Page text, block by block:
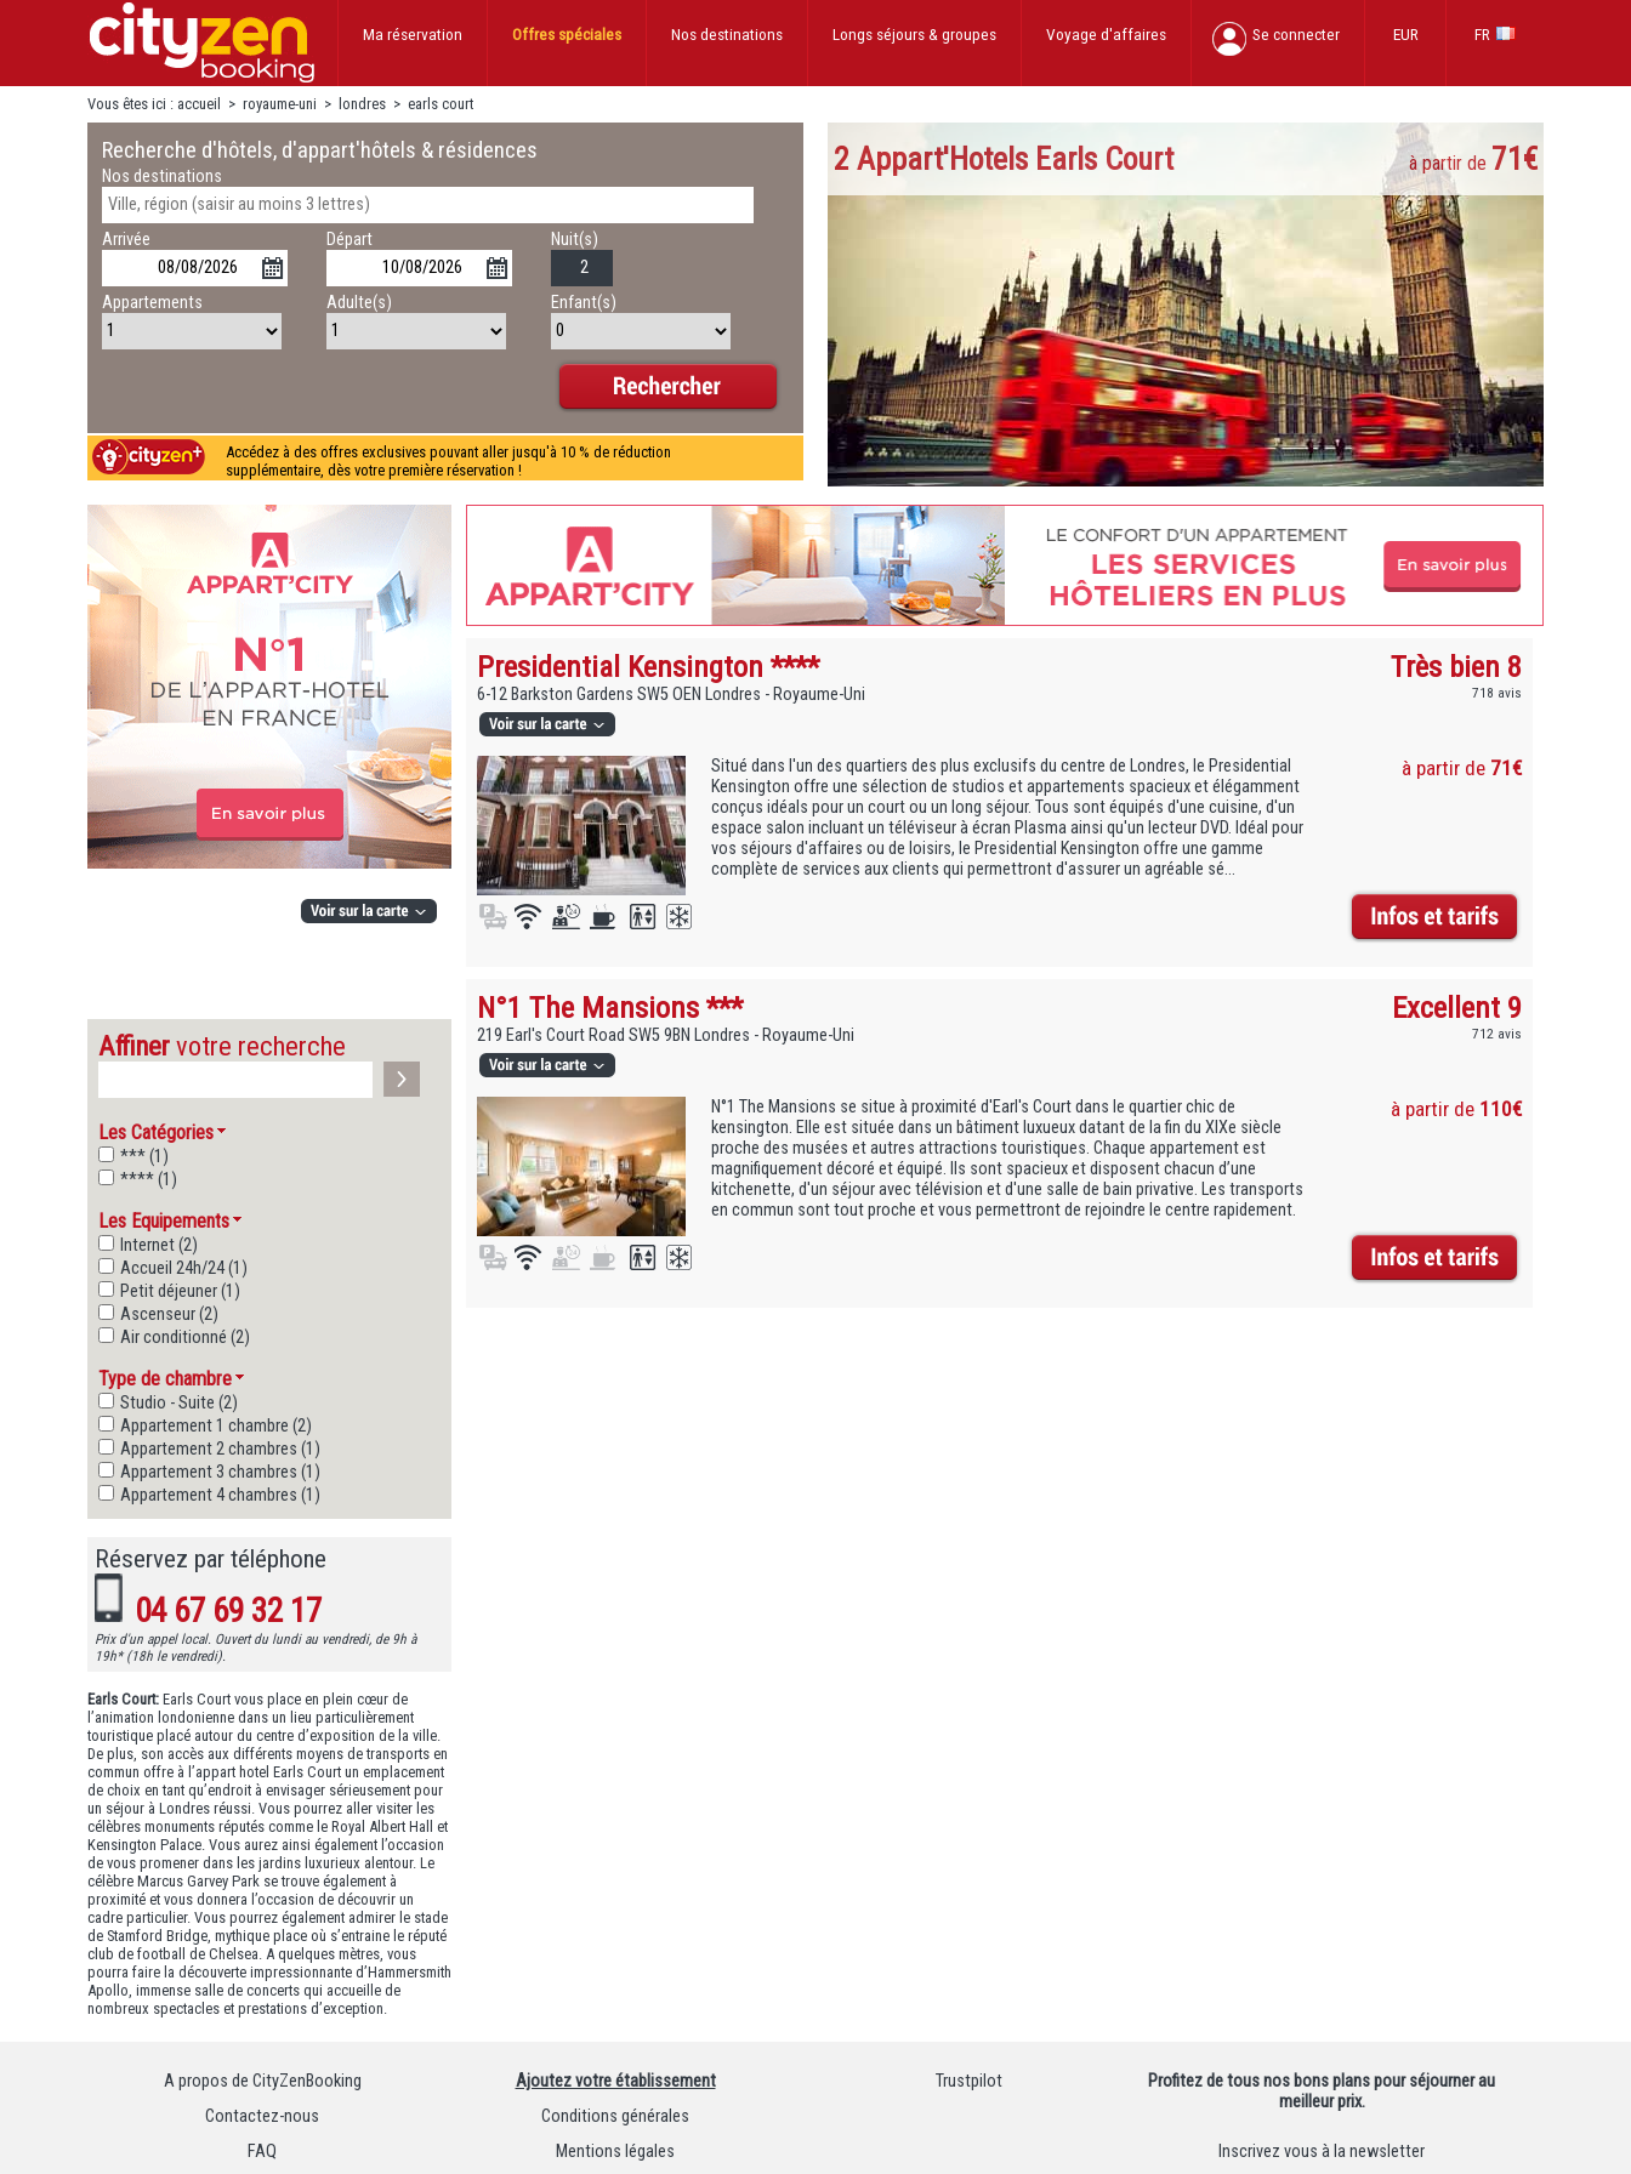
FR
EUR
Se connecter
Voyage d'affaires
Longs séjours& groupes
Nos destinations
Offres spéciales
Ma réservation
Vous êtes ici : accueil > royaume-uni > londres > earls court
Recherche d'hôtels, d'appart'hôtels & résidences
Nos destinations
Arrivée Départ Nuit(s)
Appartements Adulte(s) Enfant(s)
Accédez à des offres exclusives pouvant aller jusqu'à 10 % de réduction
supplémentaire, dès votre première réservation !
2 Appart'Hotels Earls Court à partir de 71€
Affinervotre recherche
Les Catégories
*** (1)
**** (1)
Les Equipements
Internet (2)
Accueil 24h/24 (1)
Petit déjeuner (1)
Ascenseur (2)
Air conditionné (2)
Type de chambre
Studio - Suite (2)
Appartement 1 chambre (2)
Appartement 2 chambres (1)
Appartement 3 chambres (1)
Appartement 4 chambres (1)
Réservez par téléphone
04 67 69 32 17
Prix d'un appel local. Ouvert du lundi au vendredi, de 9h à
19h* (18h le vendredi).
Earls Court: Earls Court vous place en plein cœur de
l’animation londonienne dans un lieu particulièrement
touristique placé autour du centre d’exposition de la ville.
De plus, son accès aux différents moyens de transports en
commun offre à l’appart hotel Earls Court un emplacement
de choix en tant qu’endroit à envisager sérieusement pour
un séjour à Londres réussi. Vous pourrez aller visiter les
célèbres monuments réputés comme le Royal Albert Hall et
Kensington Palace. Vous aurez ainsi également l’occasion
de vous promener dans les jardins luxurieux alentour. Le
célèbre Marcus Garvey Park se trouve également à
proximité et vous donnera l’occasion de découvrir un
cadre particulier. Vous pourrez également admirer le stade
de Stamford Bridge, mythique place où s’entraine le réputé
club de football de Chelsea. A quelques mètres, vous
pourra faire la découverte impressionnante d’Hammersmith
Apollo, immense salle de concerts qui accueille de
nombreux spectacles et prestations d’exception.
Presidential Kensington ****
6-12 Barkston Gardens SW5 OEN Londres - Royaume-Uni
Très bien 8
718 avis
Situé dans l'un des quartiers des plus exclusifs du centre de Londres, le Presidential
Kensington offre une sélection de studios et appartements spacieux et élégamment
conçus idéals pour un court ou un long séjour. Tous sont équipés d'une cuisine, d'un
espace salon incluant un téléviseur à écran Plasma ainsi qu'un lecteur DVD. Idéal pour
vos séjours d'affaires ou de loisirs, le Presidential Kensington offre une gamme
complète de services aux clients qui permettront d'assurer un agréable sé...
à partir de 71€
N°1 The Mansions ***
219 Earl's Court Road SW5 9BN Londres - Royaume-Uni
Excellent 9
712 avis
N°1 The Mansions se situe à proximité d'Earl's Court dans le quartier chic de
kensington. Elle est située dans un bâtiment luxueux datant de la fin du XIXe siècle
proche des musées et autres attractions touristiques. Chaque appartement est
magnifiquement décoré et équipé. Ils sont spacieux et disposent chacun d’une
kitchenette, d'un séjour avec télévision et d'une salle de bain privative. Les transports
en commun sont tout proche et vous permettront de rejoindre le centre rapidement.
à partir de 110€
A propos de CityZenBooking
Contactez-nous
FAQ
Ajoutez votre établissement
Conditions générales
Mentions légales
Trustpilot
Profitez de tous nos bons plans pour séjourner au
meilleur prix.
Inscrivez vous à la newsletter